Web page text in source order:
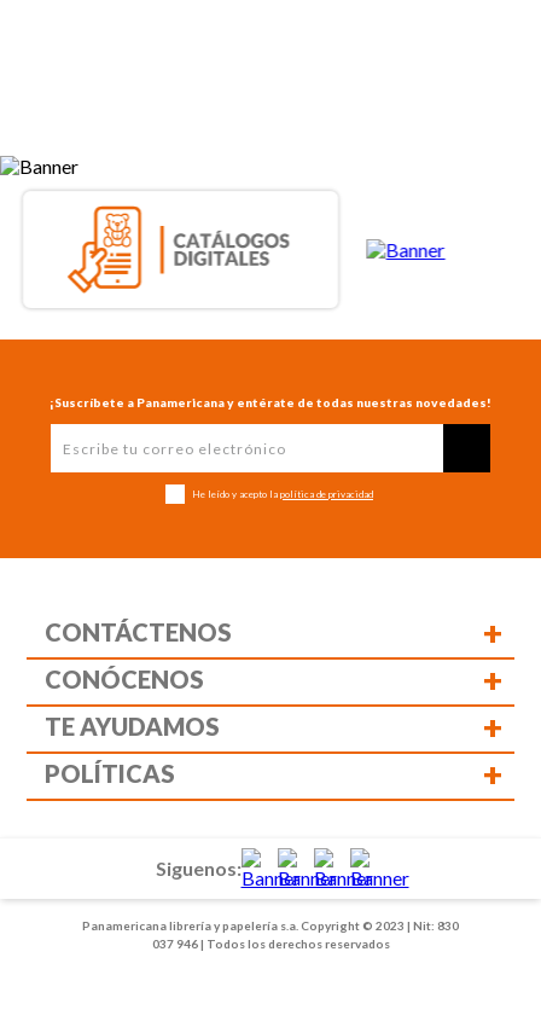
¡Suscríbete a Panamericana y entérate de todas nuestras novedades!
He leído y acepto la política de privacidad
CONTÁCTENOS +
CONÓCENOS +
TE AYUDAMOS +
POLÍTICAS +
Panamericana librería y papelería s.a. Copyright © 2023 | Nit: 830
037 946 | Todos los derechos reservados
Siguenos: